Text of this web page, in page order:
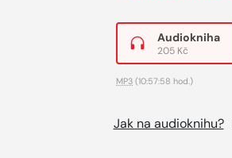
Audiokniha
205 Kč
MP3 (10:57:58 hod.)
Jak na audioknihu?